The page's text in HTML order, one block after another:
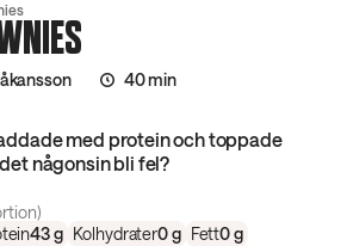
40 min
med protein och toppade
någonsin bli fel?
43g Kolhydrater0g Fett0g